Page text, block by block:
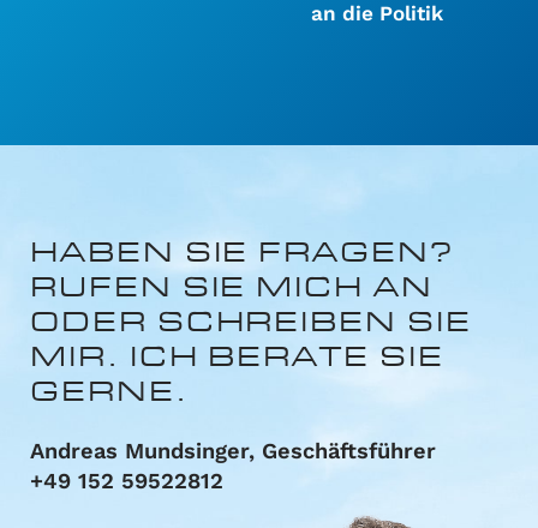
an die Politik
HABEN SIE FRAGEN?
RUFEN SIE MICH AN
ODER SCHREIBEN SIE
MIR. ICH BERATE SIE
GERNE.
Andreas Mundsinger, Geschäftsführer
+49 152 59522812